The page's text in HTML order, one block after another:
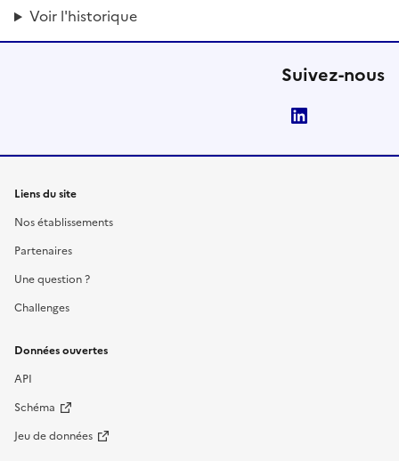
Voir l'historique
Suivez-nous
Liens du site
Nos établissements
Partenaires
Une question ?
Challenges
Données ouvertes
API
Schéma
Jeu de données